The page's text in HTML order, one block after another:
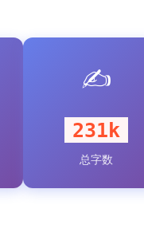
✍️
231k
总字数